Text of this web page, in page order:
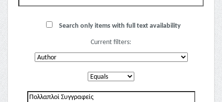
Search only items with full text availability
Current filters: